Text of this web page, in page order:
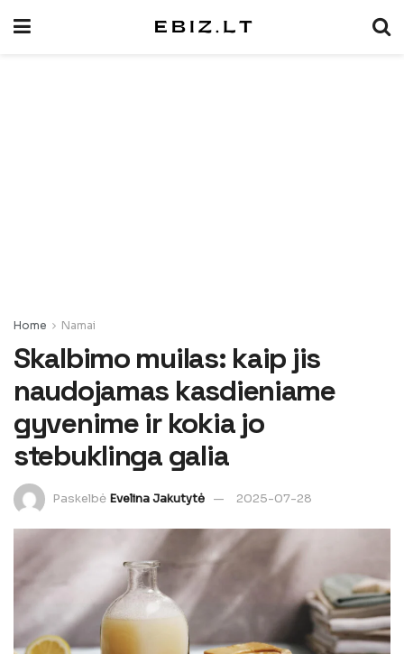
Home Namai
Skalbimo muilas: kaip jis
naudojamas kasdieniame
gyvenime ir kokia jo
stebuklinga galia
Paskelbė Evelina Jakutytė 2025-07-28